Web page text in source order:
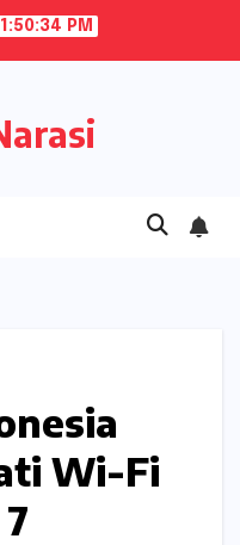
PM
Wi-Fi